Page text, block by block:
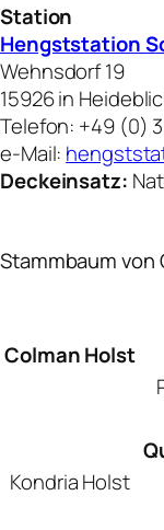
Station
Hengststation
Wehnsdorf 19
15926 in
Telefon: +49 (0)
e-Mail:
Deckeinsatz:
Stammbaum von
Colman Holst
Kondria Holst